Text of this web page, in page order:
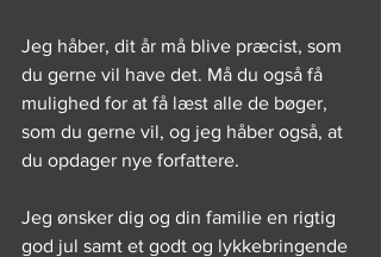
Jeg håber, dit år må blive præcist, som
du gerne vil have det. Må du også få
mulighed for at få læst alle de bøger,
som du gerne vil, og jeg håber også, at
du opdager nye forfattere.
Jeg ønsker dig og din familie en rigtig
god jul samt et godt og lykkebringende